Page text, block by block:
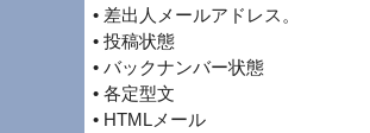
• 差出人メールアドレス。
• 投稿状態
• バックナンバー状態
• 各定型文
• HTMLメール